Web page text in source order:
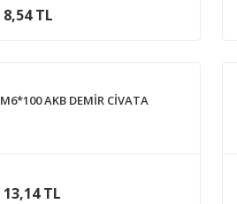
8,54 TL
M6*100 AKB DEMİR CİVATA
13,14 TL